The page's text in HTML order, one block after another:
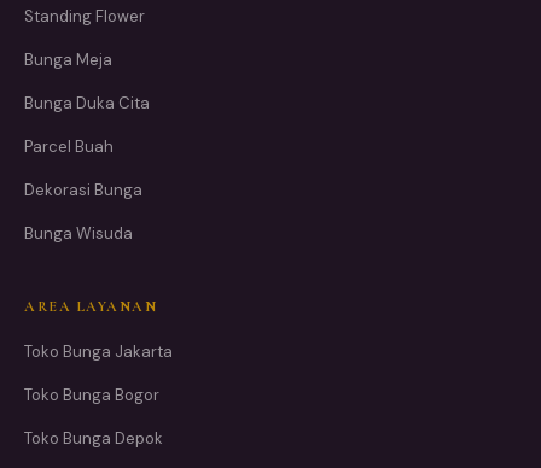
Standing Flower
Bunga Meja
Bunga Duka Cita
Parcel Buah
Dekorasi Bunga
Bunga Wisuda
AREA LAYANAN
Toko Bunga Jakarta
Toko Bunga Bogor
Toko Bunga Depok